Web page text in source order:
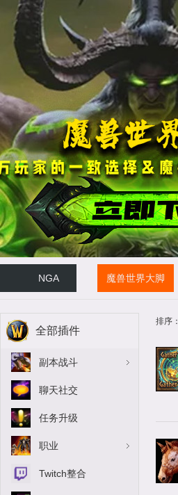
NGA 魔兽世界大脚
全部插件
副本战斗
聊天社交
任务升级
职业
Twitch整合
排序：